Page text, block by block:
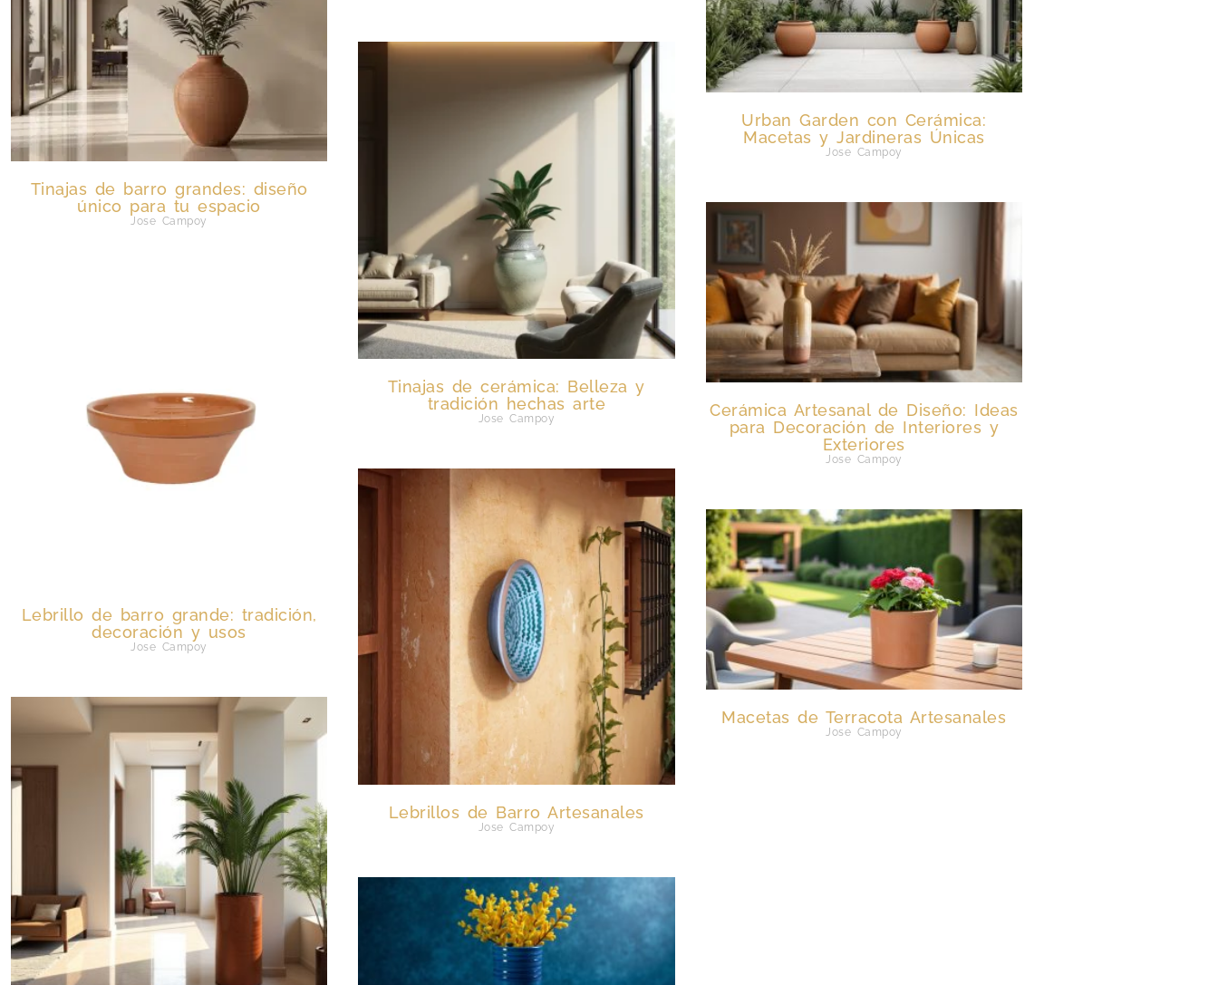
Tinajas de barro grandes: diseño
único para tu espacio
Jose Campoy
Tinajas de cerámica: Belleza y
tradición hechas arte
Jose Campoy
Urban Garden con Cerámica:
Macetas y Jardineras Únicas
Jose Campoy
Lebrillo de barro grande: tradición,
decoración y usos
Jose Campoy
Lebrillos de Barro Artesanales
Jose Campoy
Cerámica Artesanal de Diseño: Ideas
para Decoración de Interiores y
Exteriores
Jose Campoy
Macetas de Terracota Artesanales
Jose Campoy